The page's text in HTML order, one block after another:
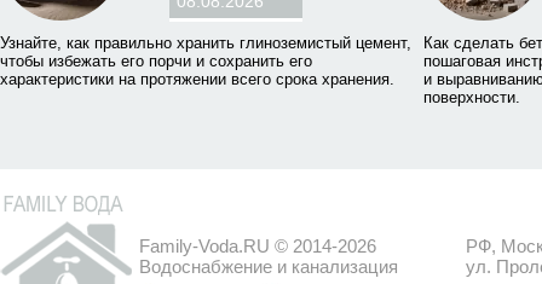
Узнайте, как правильно хранить глиноземистый цемент,
чтобы избежать его порчи и сохранить его
характеристики на протяжении всего срока хранения.
Как сделать
пошаговая
и
поверхности.
Family-Voda.RU © 2014-2026
Водоснабжение и канализация
РФ,
ул.